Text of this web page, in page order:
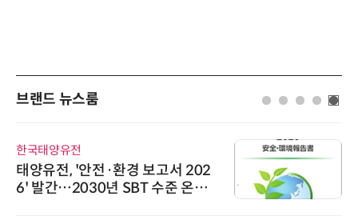
브랜드 뉴스룸
한국태양유전
태양유전, '안전·환경 보고서 202
6' 발간…2030년 SBT 수준 온실